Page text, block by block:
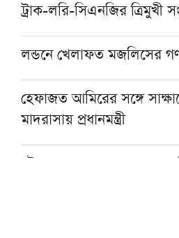
ট্রাক-লরি-সিএনজির ত্রিমুখী
লন্ডনে খেলাফত মজলিসের
হেফাজত আমিরের সঙ্গে
মাদরাসায় প্রধানমন্ত্রী
চট্টগ্রামের জামেয়া দারুল